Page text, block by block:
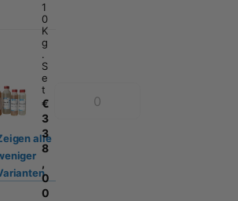
alle
1
0
K
g
.
S
e
t
€
3
3
8
,
0
0